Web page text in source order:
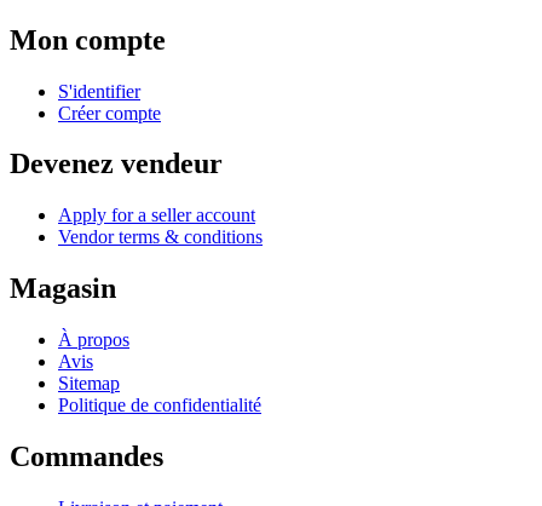
Mon compte
S'identifier
Créer compte
Devenez vendeur
Apply for a seller account
Vendor terms & conditions
Magasin
À propos
Avis
Sitemap
Politique de confidentialité
Commandes